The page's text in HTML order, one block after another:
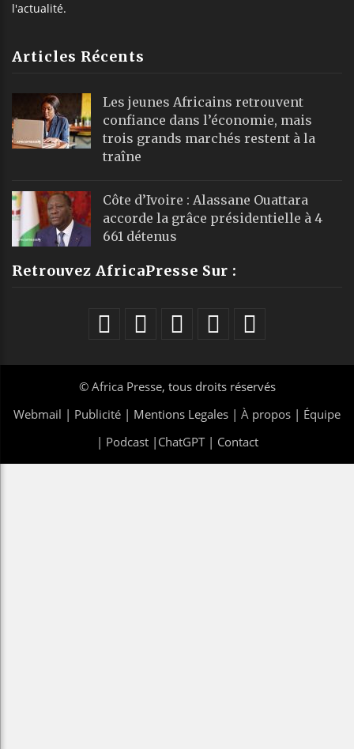
l'actualité.
Articles Récents
Les jeunes Africains retrouvent
confiance dans l’économie, mais
trois grands marchés restent à la
traîne
Côte d’Ivoire : Alassane Ouattara
accorde la grâce présidentielle à 4
661 détenus
Retrouvez AfricaPresse Sur :
© Africa Presse, tous droits réservés
Webmail | Publicité | Mentions Legales | À propos | Équipe
| Podcast| ChatGPT| Contact